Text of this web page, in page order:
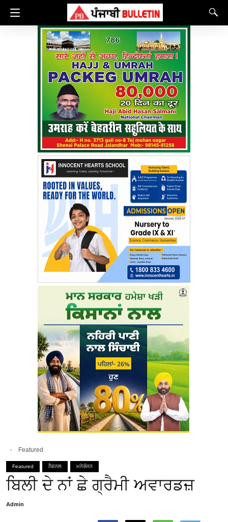
Featured
Featured ਨੈਸ਼ਨਲ ਮਨੋਰੰਜਨ
ਬਿਲੀ ਦੇ ਨਾਂ ਛੇ ਗ੍ਰੈਮੀ ਅਵਾਰਡਜ਼
Admin